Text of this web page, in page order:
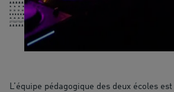
L’équipe pédagogique des deux écoles